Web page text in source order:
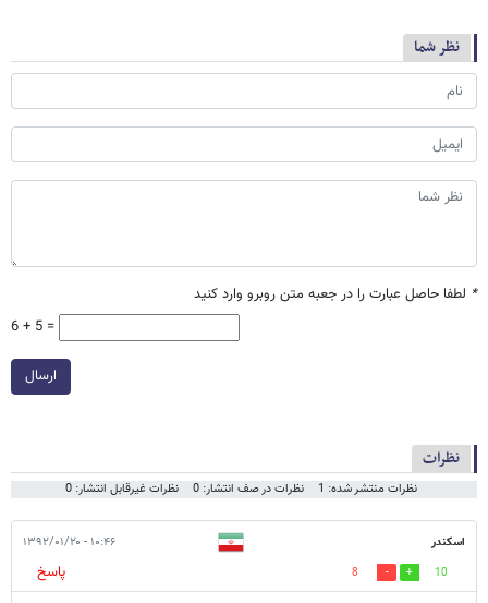
نظر شما
* لطفا حاصل عبارت را در جعبه متن روبرو وارد کنید
6 + 5 =
ارسال
نظرات
نظرات منتشر شده: 1 نظرات در صف انتشار: 0 نظرات غیرقابل انتشار: 0
اسکندر ۱۰:۴۶ - ۱۳۹۲/۰۱/۲۰
10
8
پاسخ